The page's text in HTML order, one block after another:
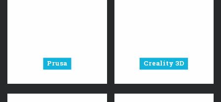
Prusa Creality 3D